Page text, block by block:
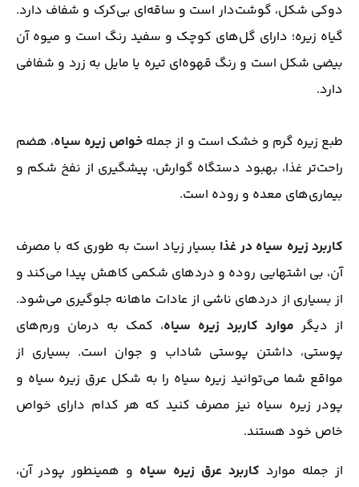
دوکی شکل، گوشت‌دار است و ساقه‌ای بی‌کرک و شفاف دارد.
گیاه زیره؛ دارای گل‌های کوچک و سفید رنگ است و میوه آن
بیضی شکل است و رنگ قهوه‌ای تیره یا مایل به زرد و شفافی
دارد.
طبع زیره گرم و خشک است و از جمله خواص زیره سیاه، هضم
راحت‌تر غذا، بهبود دستگاه گوارش، پیشگیری از نفخ شکم و
بیماری‌های معده و روده است.
کاربرد زیره سیاه در غذا بسیار زیاد است به طوری که با مصرف
آن، بی اشتهایی روده و دردهای شکمی کاهش پیدا‌ می‌کند و
از بسیاری از دردهای ناشی از عادات ماهانه جلوگیری می‌شود.
از دیگر موارد کاربرد زیره سیاه، کمک به درمان ورم‌های
پوستی، داشتن پوستی شاداب و جوان است. بسیاری از
مواقع شما می‌توانید زیره سیاه را به شکل عرق زیره سیاه و
پودر زیره سیاه نیز مصرف کنید که هر کدام دارای خواص
خاص خود هستند.
از جمله موارد کاربرد عرق زیره سیاه و همینطور پودر آن،